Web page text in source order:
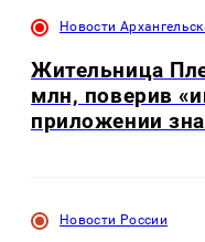
Новости
Жительница
млн, поверив
приложении
Новости России